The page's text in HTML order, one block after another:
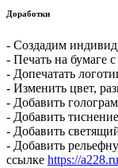
Доработки
- Создадим
- Печать на бумаге
- Допечатать
- Изменить цвет,
- Добавить
- Добавить
- Добавить
- Добавить
ссылке https://